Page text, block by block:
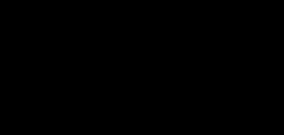
han servido un
artista latina, ha
discoteca; Alleh y